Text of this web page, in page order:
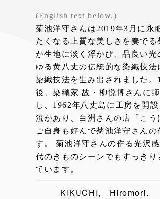
(English text below.)
菊池洋守さんは2019年3月に永
たくなる上質な美しさを奏で
が生地に淡く浮かび、品良い
ゆる黄八丈の伝統的な染織技法
染織技法を生み出されました
後、染織家 故・柳悦博さんに
し、1962年八丈島に工房を開
流があり、白洲さんの店「こ
ご自身も好んで菊池洋守さん
す。 菊池洋守さんの作る光沢
代のきものシーンでもすっき
ています。
KIKUCHI, Hiromori.